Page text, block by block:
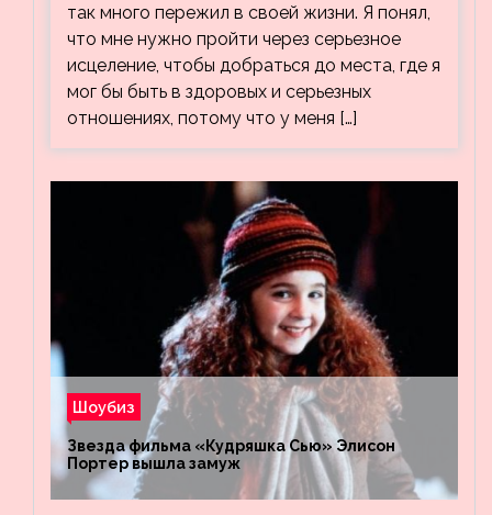
так много пережил в своей жизни. Я понял,
что мне нужно пройти через серьезное
исцеление, чтобы добраться до места, где я
мог бы быть в здоровых и серьезных
отношениях, потому что у меня […]
Шоубиз
Звезда фильма «Кудряшка Сью» Элисон
Портер вышла замуж